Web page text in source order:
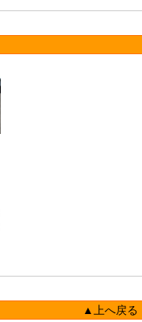
▲上へ戻る